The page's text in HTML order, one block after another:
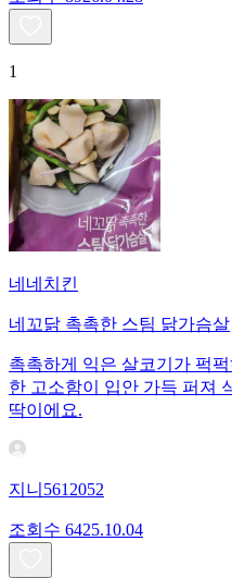
1
네네치킨
네꼬닭 촉촉한 스팀 닭가슴살
촉촉하게 익은 살코기가 퍽
한 고소함이 입안 가득 퍼져
딱이에요.
지니5612052
조회수 6425.10.04